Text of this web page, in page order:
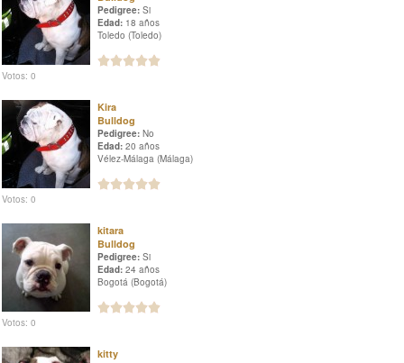
Pedigree: Si
Edad: 18 años
Toledo (Toledo)
Votos: 0
Kira
Bulldog
Pedigree: No
Edad: 20 años
Vélez-Málaga (Málaga)
Votos: 0
kitara
Bulldog
Pedigree: Si
Edad: 24 años
Bogotá (Bogotá)
Votos: 0
kitty